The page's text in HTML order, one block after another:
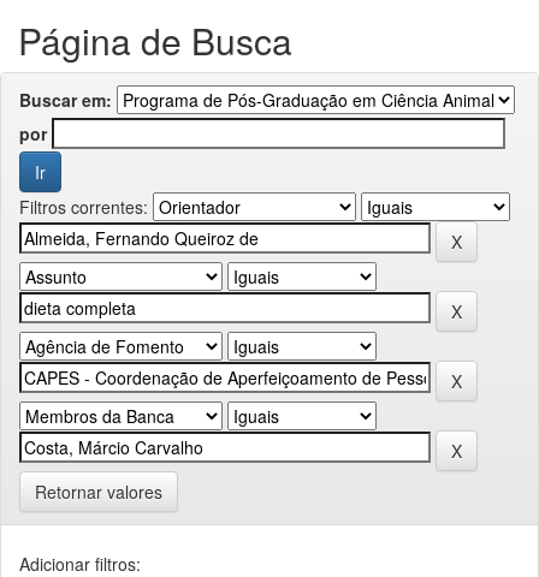
Página de Busca
Buscar em:
por
Filtros correntes:
Retornar valores
Adicionar filtros: